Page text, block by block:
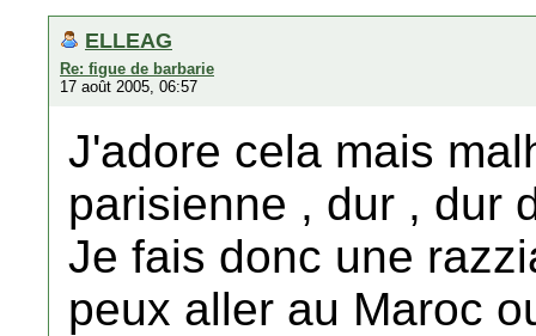
ELLEAG
Re: figue de barbarie
17 août 2005, 06:57
J'adore cela mais
parisienne , dur , dur
Je fais donc une
peux aller au Maroc